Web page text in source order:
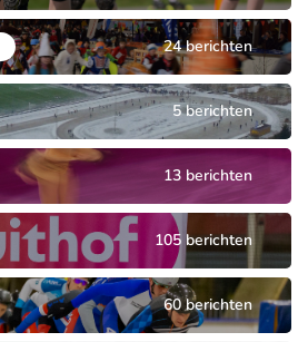
24 berichten
5 berichten
13 berichten
105 berichten
60 berichten